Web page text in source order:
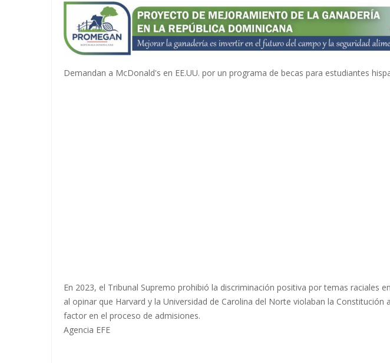
Demandan a McDonald's en EE.UU. por un programa de becas para estudiantes
En 2023, el Tribunal Supremo prohibió la discriminación positiva por temas raciales
al opinar que Harvard y la Universidad de Carolina del Norte violaban la Constitución
factor en el proceso de admisiones.
Agencia EFE